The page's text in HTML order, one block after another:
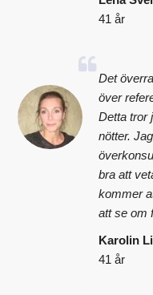
41 år
Det
över
Detta tror
nötter.
bra att
kommer
att se om
Karolin
41 år